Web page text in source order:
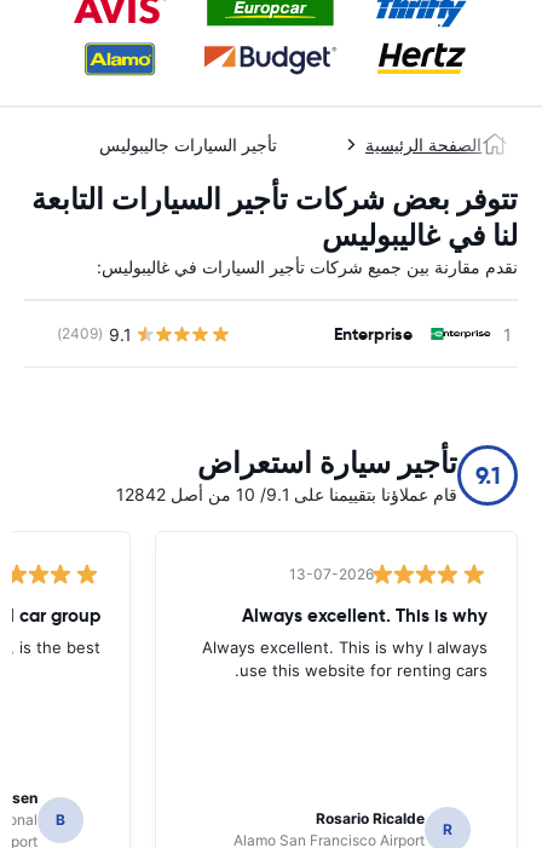
الصفحة الرئيسية تأجير السيارات جاليبوليس
تتوفر بعض شركات تأجير السيارات التابعة
لنا في غاليبوليس
نقدم مقارنة بين جميع شركات تأجير السيارات في غاليبوليس:
Enterprise
9.1
(2409)
9.1 تأجير سيارة استعراض
قام عملاؤنا بتقييمنا على 9.1/ 10 من أصل 12842
13-07-2026
Always excellent. This is why
Always excellent. This is why I always
use this website for renting cars.
R
Rosario Ricalde
Alamo San Francisco Airport
car group
is the best.
B